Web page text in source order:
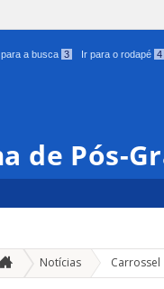
para a busca 3 Ir para o rodapé 4
de Pós-
Notícias Carrossel